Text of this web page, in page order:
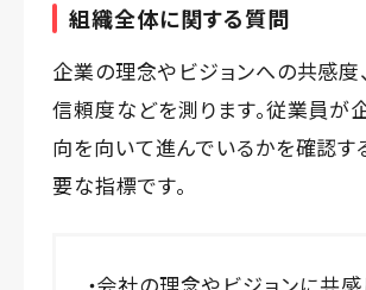
組織全体に関する質問
企業の理念やビジョンへの共感度
信頼度などを測ります。従業員が
向を向いて進んでいるかを確認す
要な指標です。